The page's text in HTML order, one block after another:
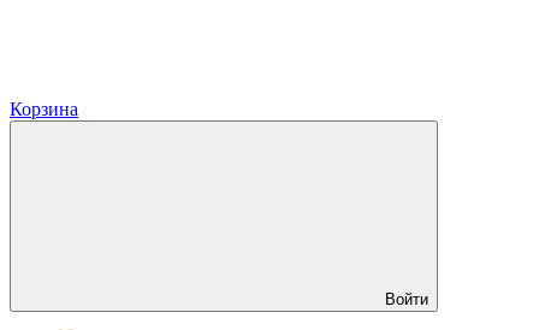
Корзина
Войти